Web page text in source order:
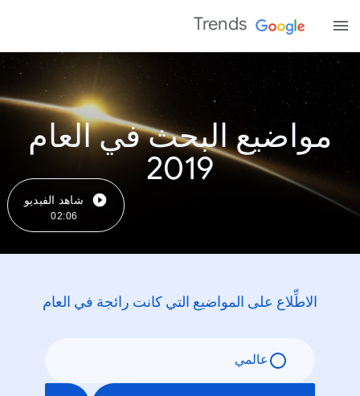
Trends
مواضيع البحث في العام
2019
شاهد الفيديو
02:06
الاطِّلاع على المواضيع التي كانت رائجة في العام
عالمي